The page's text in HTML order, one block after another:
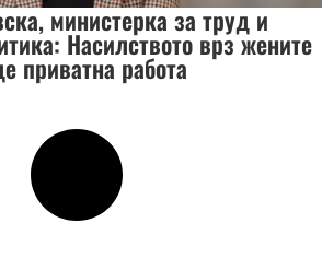
министерка за труд и
Насилството врз жените
приватна работа